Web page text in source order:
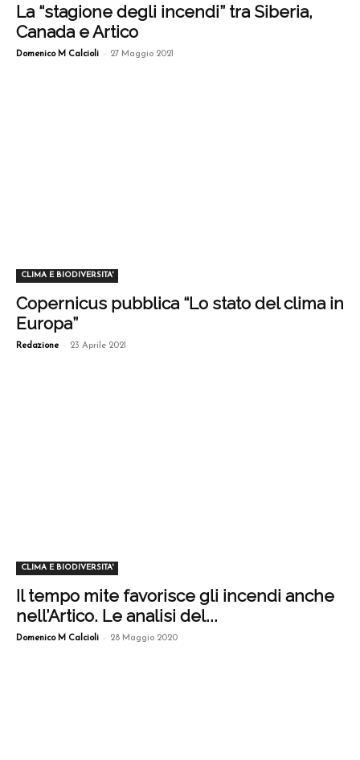
La “stagione degli incendi” tra Siberia,
Canada e Artico
Domenico M Calcioli - 27 Maggio 2021
CLIMA E BIODIVERSITA'
Copernicus pubblica “Lo stato del clima in
Europa”
Redazione - 23 Aprile 2021
CLIMA E BIODIVERSITA'
Il tempo mite favorisce gli incendi anche
nell’Artico. Le analisi del...
Domenico M Calcioli - 28 Maggio 2020